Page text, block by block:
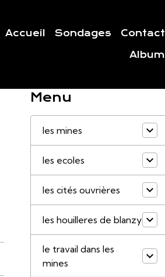
Accueil Sondages Contact
Album
Menu
les mines
les ecoles
les cités ouvrières
les houilleres de blanzy
le travail dans les
mines